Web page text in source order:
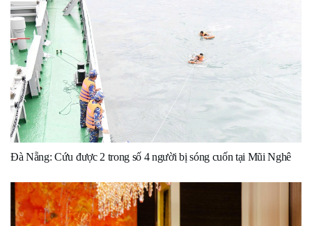
Đà Nẵng: Cứu được 2 trong số 4 người bị sóng cuốn tại Mũi Nghê